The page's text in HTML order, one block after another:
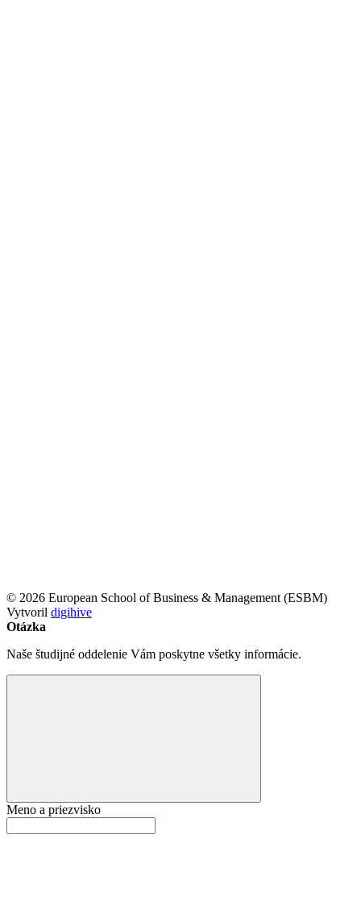
© 2026 European School of Business & Management (ESBM)
Vytvoril digihive
Otázka
Naše študijné oddelenie Vám poskytne všetky informácie.
Meno a priezvisko